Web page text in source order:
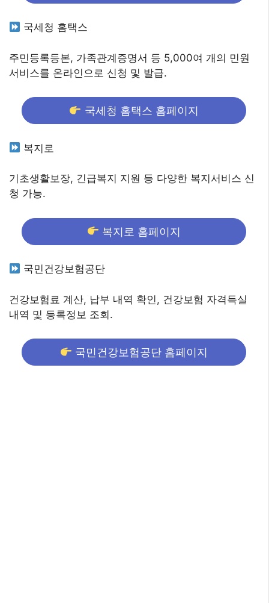
국세청 홈택스
주민등록등본, 가족관계증명서 등 5,000여 개의 민원
서비스를 온라인으로 신청 및 발급.
국세청 홈택스 홈페이지
복지로
기초생활보장, 긴급복지 지원 등 다양한 복지서비스 신
청 가능.
복지로 홈페이지
국민건강보험공단
건강보험료 계산, 납부 내역 확인, 건강보험 자격득실
내역 및 등록정보 조회.
국민건강보험공단 홈페이지